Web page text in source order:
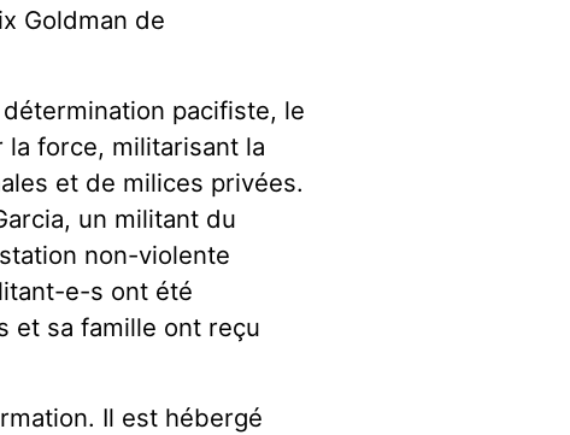
Goldman de
détermination pacifiste, le
la force, militarisant la
et de milices privées.
un militant du
non-violente
e-s ont été
et sa famille ont reçu
Il est hébergé